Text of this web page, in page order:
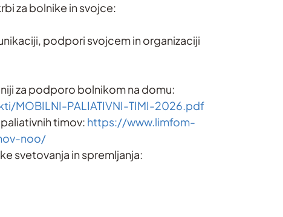
za bolnike in svojce:
podpori svojcem in organizaciji
za podporo bolnikom na domu:
MOBILNI-PALIATIVNI-TIMI-2026.pdf
timov: https://www.limfom-
noo/
svetovanja in spremljanja: